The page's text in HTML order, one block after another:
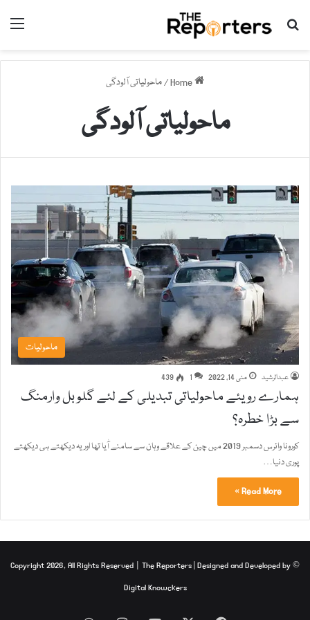
Search for
/ماحولیاتی آلودگی
ماحولیاتی آلودگی
ماحولیات
عبدالرشید مئی 14, 2022 1
439
ہمارے رویئے ماحولیاتی تبدیلی کے لئے گلوبل وارمنگ
سے بڑا خطرہ؟
کورونا وائرس دسمبر 2019 میں چین کے علاقے وہان سے سامنے آٰیا تھا اور یہ دیکھتے ہی دیکھتے
پوری دنیا…
Read More »
© Copyright 2026, All Rights Reserved |
The Reporters | Designed and Developed by
Digital Knowckers